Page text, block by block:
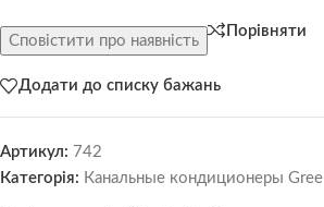
Сповістити про наявність
Порівняти
Додати до списку бажань
Артикул: 742
Категорія: Канальные кондиционеры Gree